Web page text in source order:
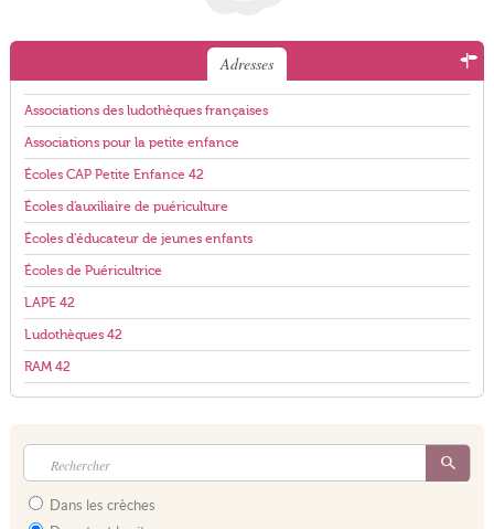
Adresses
Associations des ludothèques françaises
Associations pour la petite enfance
Écoles CAP Petite Enfance 42
Écoles d'auxiliaire de puériculture
Écoles d'éducateur de jeunes enfants
Écoles de Puéricultrice
LAPE 42
Ludothèques 42
RAM 42
Dans les crèches